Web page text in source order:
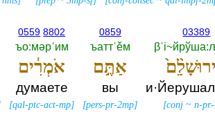
03389
[conj ~n-
0859
ъаттˈěм
אַתֶּ֣ם
вы
[pers-pr-2mp]
0559 8802
ъо:мәрˈим
אֹמְרִ֔ים
думаете
[qal-ptc-act-mp]